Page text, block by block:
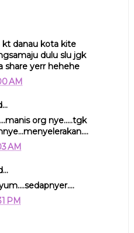
kt danau kota kite
dulu slu jgk
share yerr hehehe
AM
org nye.....tgk
AM
PM